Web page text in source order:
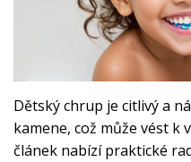
Dětský chrup je citlivý a
kamene, což může vést k
článek nabízí praktické